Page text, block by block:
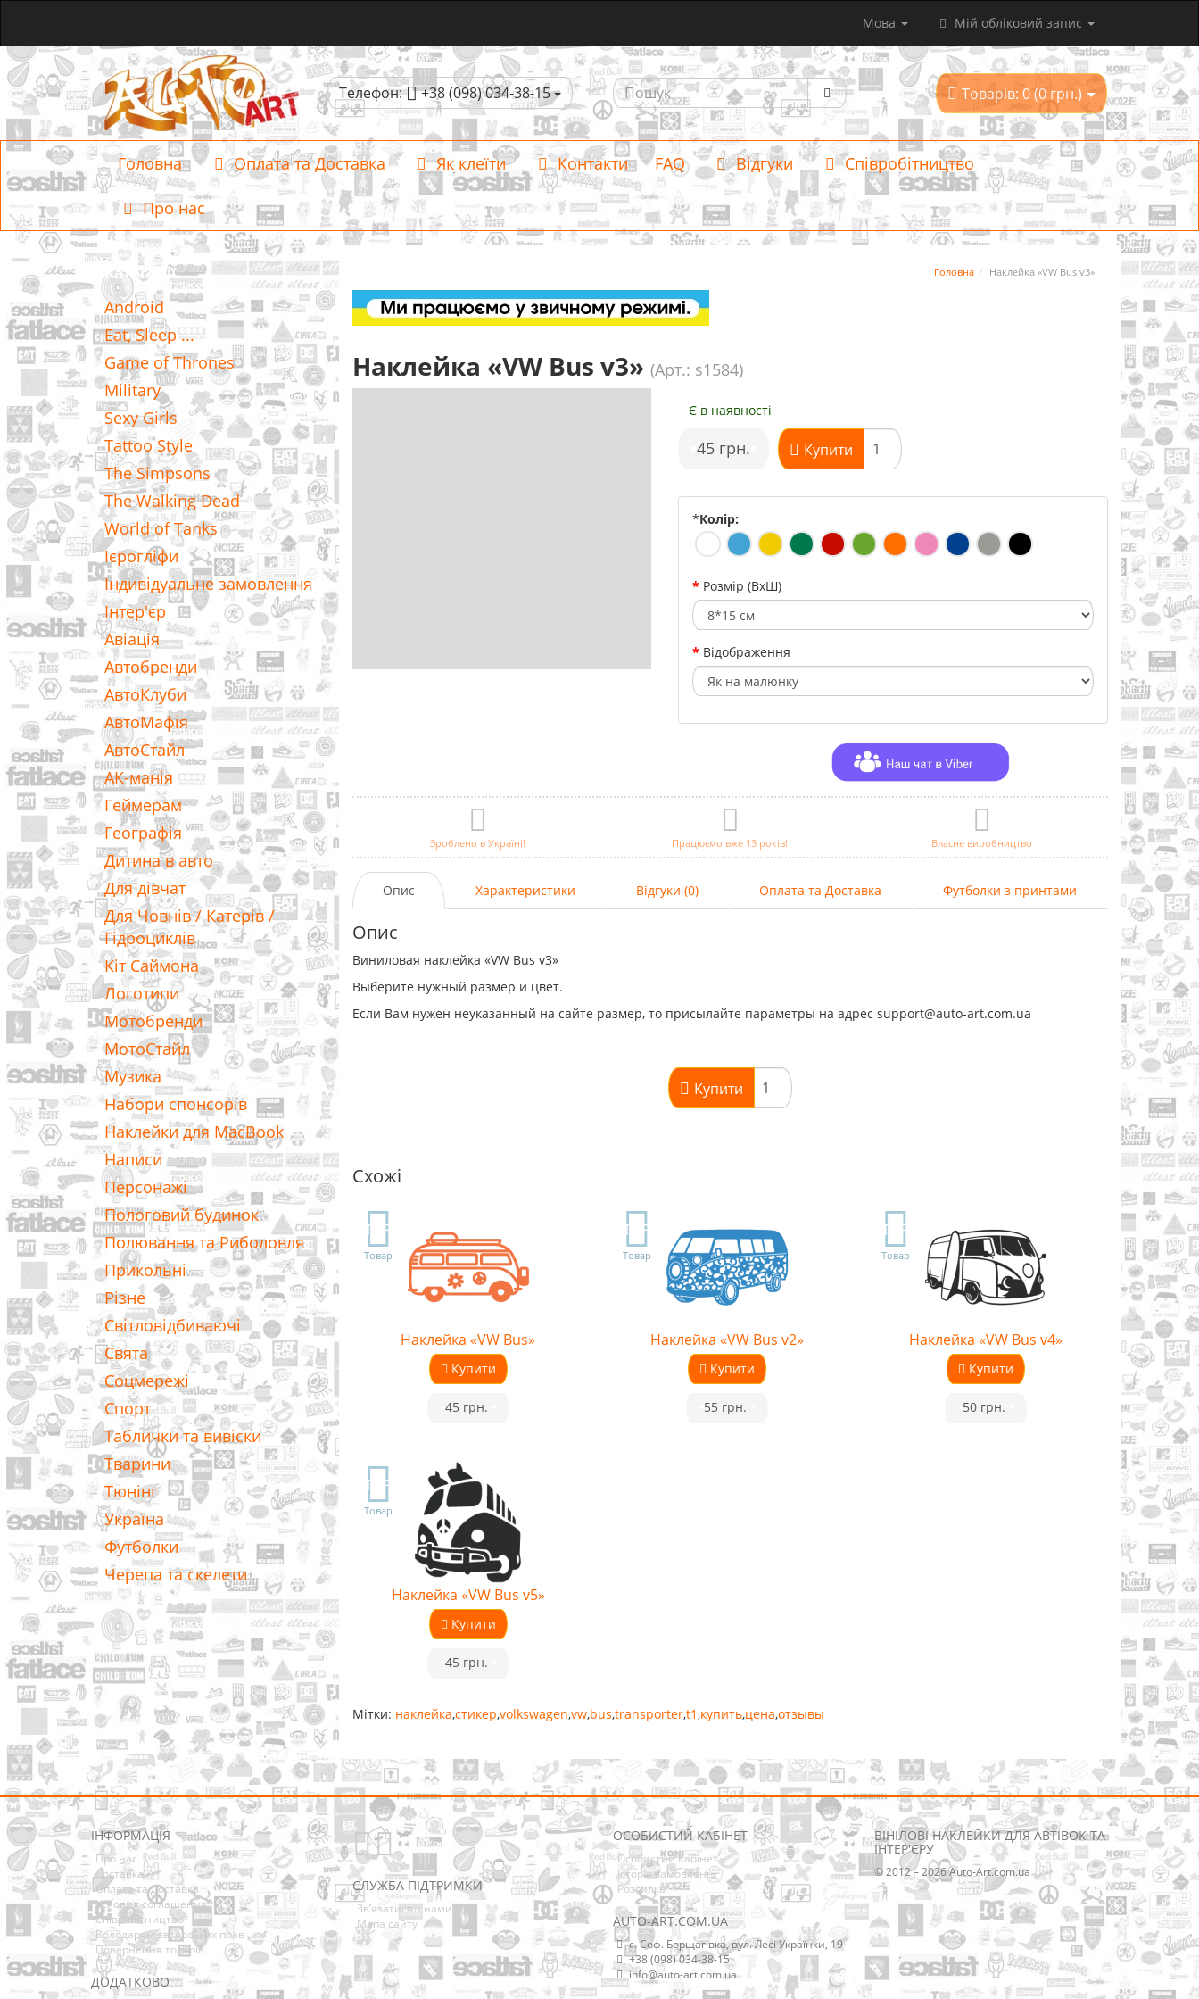
Мова Мій обліковий запис
Телефон: +38 (098) 034-38-15 Товарів: 0 (0 грн.)
Головна Оплата та Доставка Як клеїти Контакти FAQ Відгуки Співробітництво
Про нас
Категорії
Android
Eat, Sleep ...
Game of Thrones
Military
Sexy Girls
Tattoo Style
The Simpsons
The Walking Dead
World of Tanks
Ієрогліфи
Індивідуальне замовлення
Інтер'єр
Авіація
Автобренди
АвтоКлуби
АвтоМафія
АвтоСтайл
АК-манія
Геймерам
Географія
Дитина в авто
Для дівчат
Для Човнів / Катерів /
Гідроциклів
Кіт Саймона
Логотипи
Мотобренди
МотоСтайл
Музика
Набори спонсорів
Наклейки для MacBook
Написи
Персонажі
Пологовий будинок
Полювання та Риболовля
Прикольні
Різне
Світловідбиваючі
Свята
Соцмережі
Спорт
Таблички та вивіски
Тварини
Тюнінг
Україна
Футболки
Черепа та скелети
Головна Наклейка «VW Bus v3»
Наклейка «VW Bus v3» (Арт.: s1584)
Є в наявності
•45 грн. Купити
*Колір:
Розмір (ВхШ)
Відображення
Зроблено в Україні! Працюємо вже 13 років! Власне виробництво
Опис Характеристики Відгуки (0) Оплата та Доставка Футболки з принтами
Опис
Виниловая наклейка «VW Bus v3»
Выберите нужный размер и цвет.
Если Вам нужен неуказанный на сайте размер, то присылайте параметры на адрес support@auto-art.com.ua
Купити
Схожі
TOP
Товар
Наклейка «VW Bus»
Купити
45 грн.
TOP
Товар
Наклейка «VW Bus v2»
Купити
55 грн.
TOP
Товар
Наклейка «VW Bus v4»
Купити
50 грн.
TOP
Товар
Наклейка «VW Bus v5»
Купити
45 грн.
Мітки: наклейка,стикер,volkswagen,vw,bus,transporter,t1,купить,цена,отзывы
ІНФОРМАЦІЯ
Про нас
Доставка
Оплата та Доставка
Условия соглашения
Співробітництво
Володарям авторських прав
Повернення товарів
ДОДАТКОВО
СЛУЖБА ПІДТРИМКИ
Зв’язатися з нами
Мапа сайту
ОСОБИСТИЙ КАБІНЕТ
Особистий Кабінет
Історія замовлень
Розсилка
AUTO-ART.COM.UA
с. Соф. Борщагівка, вул. Лесі Українки, 19
+38 (098) 034-38-15
info@auto-art.com.ua
ВІНІЛОВІ НАКЛЕЙКИ ДЛЯ АВТІВОК ТА
ІНТЕР'ЄРУ
© 2012 – 2026 Auto-Art.com.ua